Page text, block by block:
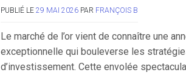
PUBLIÉ LE 29 MAI 2026 PAR FRANÇOIS B
Le marché de l’or vient de connaître une
exceptionnelle qui bouleverse les
d’investissement. Cette envolée